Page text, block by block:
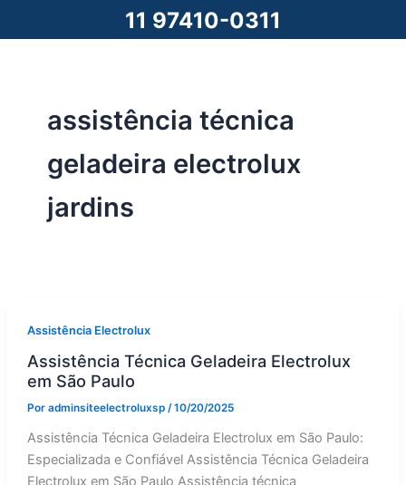
11 97410-0311
assistência técnica
geladeira electrolux
jardins
Assistência Electrolux
Assistência Técnica Geladeira Electrolux
em São Paulo
Por adminsiteelectroluxsp /10/20/2025
Assistência Técnica Geladeira Electrolux em São Paulo:
Especializada e Confiável Assistência Técnica Geladeira
Electrolux em São Paulo Assistência técnica